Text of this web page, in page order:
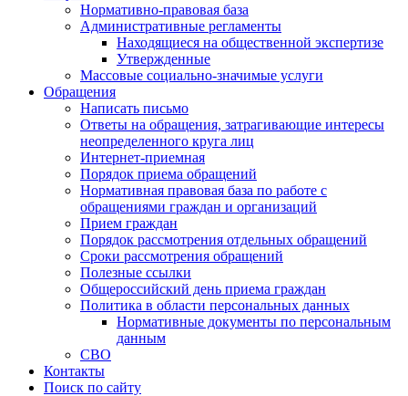
Нормативно-правовая база
Административные регламенты
Находящиеся на общественной экспертизе
Утвержденные
Массовые социально-значимые услуги
Обращения
Написать письмо
Ответы на обращения, затрагивающие интересы
неопределенного круга лиц
Интернет-приемная
Порядок приема обращений
Нормативная правовая база по работе с
обращениями граждан и организаций
Прием граждан
Порядок рассмотрения отдельных обращений
Сроки рассмотрения обращений
Полезные ссылки
Общероссийский день приема граждан
Политика в области персональных данных
Нормативные документы по персональным
данным
СВО
Контакты
Поиск по сайту